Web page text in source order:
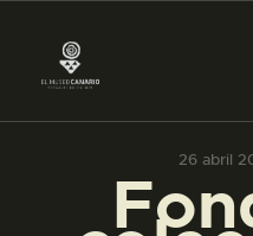
26 abril
PREPARAR